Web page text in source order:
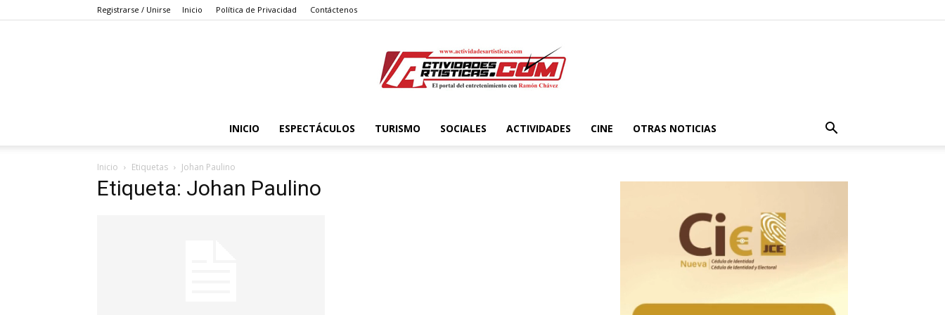
Registrarse / Unirse Inicio Política de Privacidad Contáctenos
Actividadesartisticas.com
INICIO ESPECTÁCULOS TURISMO SOCIALES ACTIVIDADES CINE OTRAS NOTICIAS
Inicio Etiquetas Johan Paulino
Etiqueta: Johan Paulino